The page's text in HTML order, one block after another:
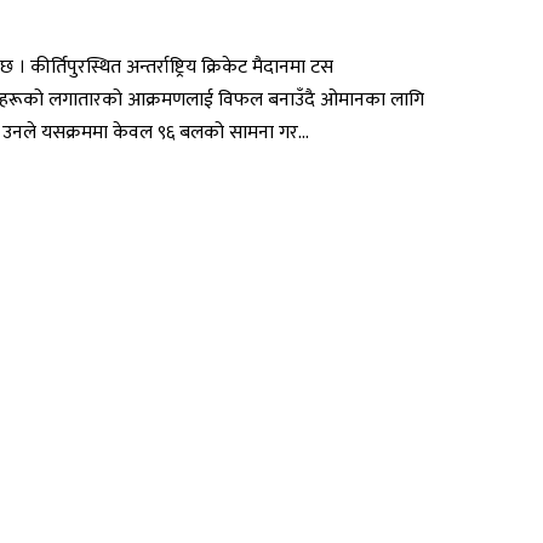
अन्तर्राष्ट्रिय क्रिकेट मैदानमा टस
लगातारको आक्रमणलाई विफल बनाउँदै ओमानका लागि
यसक्रममा केवल ९६ बलको सामना गर...